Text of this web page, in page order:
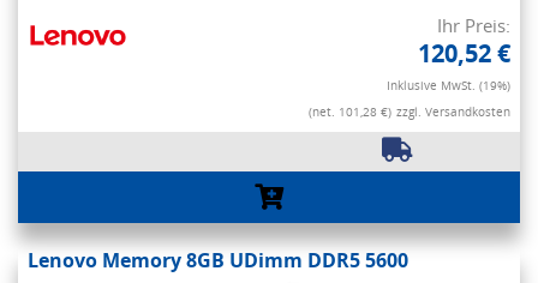
Ihr Preis:
120,52 €
Inklusive MwSt. (19%)
(net. 101,28 €) zzgl. Versandkosten
Lenovo Memory 8GB UDimm DDR5 5600